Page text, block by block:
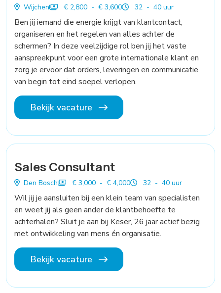
Wijchen € 2,800 - € 3,600 32 - 40 uur
Ben jij iemand die energie krijgt van klantcontact,
organiseren en het regelen van alles achter de
schermen? In deze veelzijdige rol ben jij het vaste
aanspreekpunt voor een grote internationale klant en
zorg je ervoor dat orders, leveringen en communicatie
van begin tot eind soepel verlopen.
Bekijk vacature
Sales Consultant
Den Bosch € 3,000 - € 4,000 32 - 40 uur
Wil jij je aansluiten bij een klein team van specialisten
en weet jij als geen ander de klantbehoefte te
achterhalen? Sluit je aan bij Keser, 26 jaar actief bezig
met ontwikkeling van mens én organisatie.
Bekijk vacature